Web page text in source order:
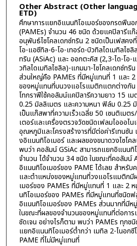
Other Abstract (Other
ETD)
ศึกษาการแยกอิแนนทิโอเมอร์ของกรดฟีนอ
(PAMEs) จำนวน 46 ชนิด ด้วยแคปิลารีแก๊
อนุพันธ์ไซโคลเดกซ์ทริน 2 ชนิดเป็นเฟสคง
โอ-แอซีทิล-6-โอ-เทอร์ด-บิวทิลไดเมทิลไซ
ทริน (ASiAc) และ ออกตะคิส (2,3-ได-โอ-
วทิลไดเมทิลไซลิล)-แกมมา-ไซโคลเดกซ์ทริ
ส่วนใหญ่คือ PAMEs ที่มีหมู่แทนที่ 1 และ
ของหมู่แทนที่บนวงแอโรแมติกแตกต่างกัน
โทกราฟีใช้คอลัมน์แคปิลารีความยาว 15 เ
0.25 มิลลิเมตร และความหนา ฟิล์ม 0.25 มิ
เป็นแก๊สพาที่ความเร็วเฉลี่ย 50 เซนติเมต
เตอร์และเครื่องตรวจวัดชนิดเฟลมไอออไน
อุณหภูมิและโครงสร้างารที่มีต่อค่ารีเทนซัน
งอิแนนทิโอเมอร์ และผลของขนาดวงไซโ
พบว่า คอลัมน์ GSiAc สามารถแยกอิแนนทิ
จำนวน ได้จำนวน 34 ชนิด ในขณะที่คอลัมน์
อิแนนทิโอเมอร์ของ PAME ได้เลย สำหรั
และตำแหน่งของหมู่แทนที่วงแอโรแมติกมี
เมอร์ของ PAMEs ที่มีหมู่แทนที่ 1 และ 2
นทิโอเมอร์ของ PAMEs ที่มีหมู่แทนที่ชนิด
อิแนนทิโอเมอร์ของ PAMEs ส่วนมากที่มี
ในขณะที่ผลของจำนวนของหมู่แทนที่ต่อกา
ชัดเจน อย่างไรก็ตาม พบว่า PAMEs ทุกช
แยกอิแนนทิโอเมอร์ต่ำกว่า เมทิล 2-ไนอกซี
PAME ที่ไม่มีหมู่แทนที่